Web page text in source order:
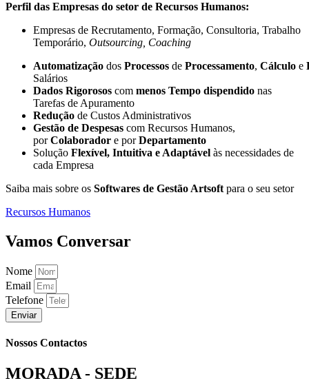
Perfil das Empresas do setor de Recursos Humanos:
Empresas de Recrutamento, Formação, Consultoria, Trabalho
Temporário, Outsourcing, Coaching
Automatização dos Processos de Processamento, Cálculo e
Salários
Dados Rigorosos com menos Tempo dispendido nas
Tarefas de Apuramento
Redução de Custos Administrativos
Gestão de Despesas com Recursos Humanos,
porColaborador e porDepartamento
Solução Flexível, Intuitiva e Adaptável às necessidades de
cada Empresa
Saiba mais sobre os Softwares de Gestão Artsoft para o seu setor
Recursos Humanos
Vamos Conversar
Nome
Email
Telefone
Enviar
Nossos Contactos
MORADA - SEDE